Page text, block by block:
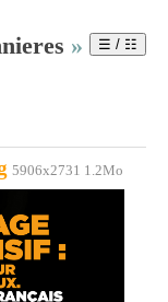
»
5906x2731 1.2Mo
☰ / ☷